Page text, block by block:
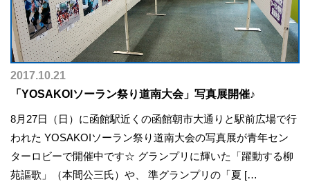
2017.10.21
「YOSAKOIソーラン祭り道南大会」写真展開催♪
8月27日（日）に函館駅近くの函館朝市大通りと駅前広場で行
われた YOSAKOIソーラン祭り道南大会の写真展が青年セン
ターロビーで開催中です☆ グランプリに輝いた「躍動する柳
苑謳歌」（本間公三氏）や、 準グランプリの「夏 […